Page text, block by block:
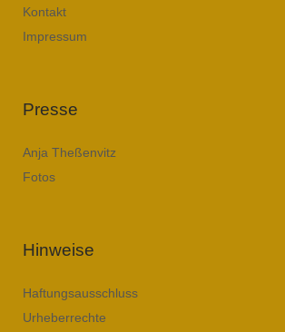
Kontakt
Impressum
Presse
Anja Theßenvitz
Fotos
Hinweise
Haftungsausschluss
Urheberrechte